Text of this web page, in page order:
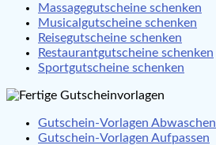
Massagegutscheine schenken
Musicalgutscheine schenken
Reisegutscheine schenken
Restaurantgutscheine schenken
Sportgutscheine schenken
Gutschein-Vorlagen Abwaschen
Gutschein-Vorlagen Aufpassen